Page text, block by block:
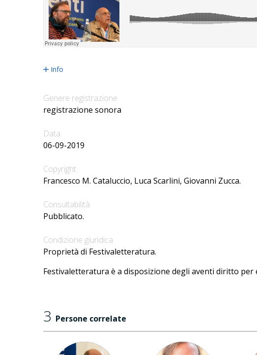
Info
Genere registrazione
registrazione sonora
Data
06-09-2019
Copyright
Francesco M. Cataluccio, Luca Scarlini, Giovanni Zucca.
Consultabilità
Pubblicato.
Condizione giuridica
Proprietà di Festivaletteratura.
Festivaletteratura è a disposizione degli aventi diritto
3 Persone correlate